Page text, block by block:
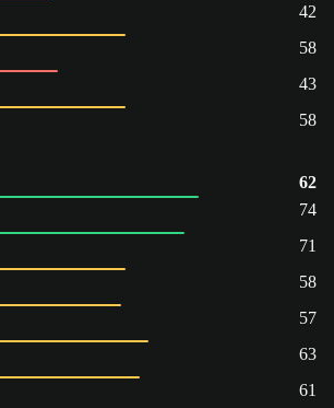
42
58
43
58
62
74
71
58
57
63
61